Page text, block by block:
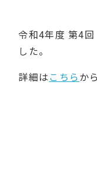
令和4年度 第4
した。
詳細は こちらか